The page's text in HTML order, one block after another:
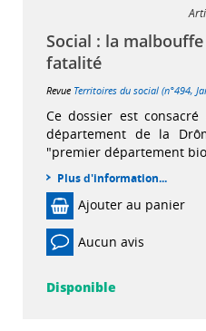
Social : la
fatalité
Revue Territoires du social (n°494,
Ce dossier est
département de la
"premier département
Plus d'information...
Ajouter au panier
Aucun avis
Disponible